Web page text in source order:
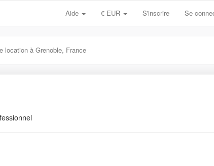
Aide € EUR S'inscrire Se
location à Grenoble, France